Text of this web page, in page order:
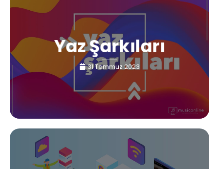
Yaz Şarkıları
31 Temmuz 2023